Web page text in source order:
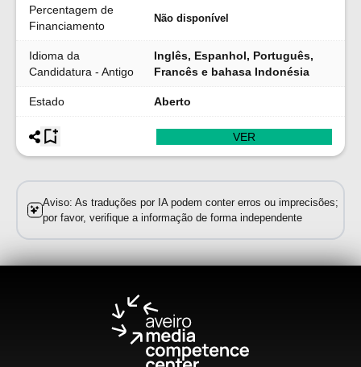
Percentagem de
Financiamento
Não disponível
Idioma da
Candidatura - Antigo
Inglês, Espanhol, Português,
Francês e bahasa Indonésia
Estado Aberto
VER
Aviso: As traduções por IA podem conter erros ou imprecisões;
por favor, verifique a informação de forma independente